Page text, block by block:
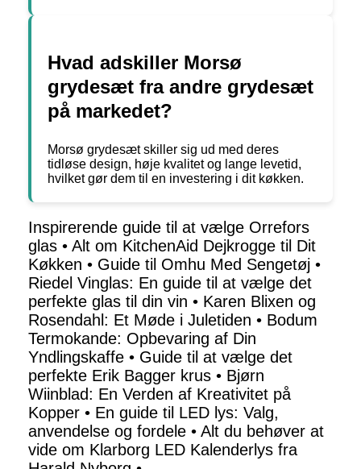
Hvad adskiller Morsø
grydesæt fra andre grydesæt
på markedet?
Morsø grydesæt skiller sig ud med deres
tidløse design, høje kvalitet og lange levetid,
hvilket gør dem til en investering i dit køkken.
Inspirerende guide til at vælge Orrefors
glas • Alt om KitchenAid Dejkrogge til Dit
Køkken • Guide til Omhu Med Sengetøj •
Riedel Vinglas: En guide til at vælge det
perfekte glas til din vin • Karen Blixen og
Rosendahl: Et Møde i Juletiden • Bodum
Termokande: Opbevaring af Din
Yndlingskaffe • Guide til at vælge det
perfekte Erik Bagger krus • Bjørn
Wiinblad: En Verden af Kreativitet på
Kopper • En guide til LED lys: Valg,
anvendelse og fordele • Alt du behøver at
vide om Klarborg LED Kalenderlys fra